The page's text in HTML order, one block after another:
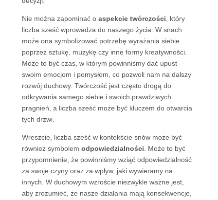
Nie można zapominać o aspekcie twórczości , który
liczba sześć wprowadza do naszego życia. W snach
może ona symbolizować potrzebę wyrażania siebie
poprzez sztukę, muzykę czy inne formy kreatywności.
Może to być czas, w którym powinniśmy dać upust
swoim emocjom i pomysłom, co pozwoli nam na dalszy
rozwój duchowy. Twórczość jest często drogą do
odkrywania samego siebie i swoich prawdziwych
pragnień, a liczba sześć może być kluczem do otwarcia
tych drzwi.
Wreszcie, liczba sześć w kontekście snów może być
również symbolem odpowiedzialności . Może to być
przypomnienie, że powinniśmy wziąć odpowiedzialność
za swoje czyny oraz za wpływ, jaki wywieramy na
innych. W duchowym wzroście niezwykle ważne jest,
aby zrozumieć, że nasze działania mają konsekwencje,